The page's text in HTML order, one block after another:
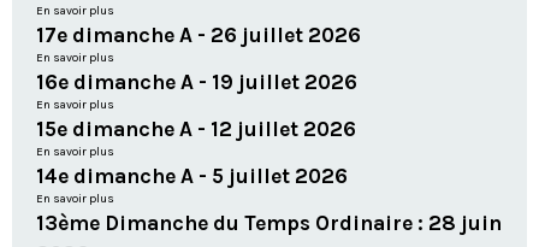
En savoir plus
17e dimanche A - 26 juillet 2026
En savoir plus
16e dimanche A - 19 juillet 2026
En savoir plus
15e dimanche A - 12 juillet 2026
En savoir plus
14e dimanche A - 5 juillet 2026
En savoir plus
13ème Dimanche du Temps Ordinaire : 28 juin